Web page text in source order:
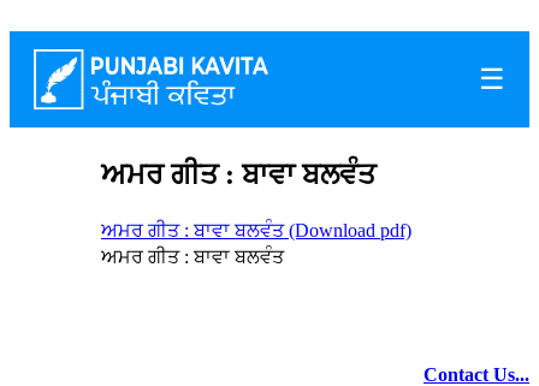
☰
ਅਮਰ ਗੀਤ : ਬਾਵਾ ਬਲਵੰਤ
ਅਮਰ ਗੀਤ : ਬਾਵਾ ਬਲਵੰਤ (Download pdf)
ਅਮਰ ਗੀਤ : ਬਾਵਾ ਬਲਵੰਤ
Contact Us...